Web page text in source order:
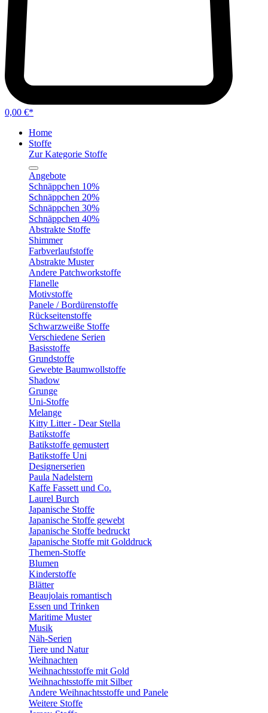
0,00 €*
Home
Stoffe
Zur Kategorie Stoffe
Angebote
Schnäppchen 10%
Schnäppchen 20%
Schnäppchen 30%
Schnäppchen 40%
Abstrakte Stoffe
Shimmer
Farbverlaufstoffe
Abstrakte Muster
Andere Patchworkstoffe
Flanelle
Motivstoffe
Panele / Bordürenstoffe
Rückseitenstoffe
Schwarzweiße Stoffe
Verschiedene Serien
Basisstoffe
Grundstoffe
Gewebte Baumwollstoffe
Shadow
Grunge
Uni-Stoffe
Melange
Kitty Litter - Dear Stella
Batikstoffe
Batikstoffe gemustert
Batikstoffe Uni
Designerserien
Paula Nadelstern
Kaffe Fassett und Co.
Laurel Burch
Japanische Stoffe
Japanische Stoffe gewebt
Japanische Stoffe bedruckt
Japanische Stoffe mit Golddruck
Themen-Stoffe
Blumen
Kinderstoffe
Blätter
Beaujolais romantisch
Essen und Trinken
Maritime Muster
Musik
Näh-Serien
Tiere und Natur
Weihnachten
Weihnachtsstoffe mit Gold
Weihnachtsstoffe mit Silber
Andere Weihnachtsstoffe und Panele
Weitere Stoffe